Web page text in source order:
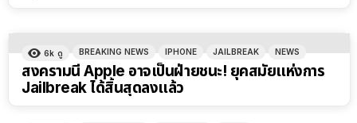
6k ดู BREAKING NEWS IPHONE JAILBREAK NEWS
สงครามนี้ Apple อาจเป็นฝ่ายชนะ! ยุคสมัยแห่งการ
Jailbreak ได้สิ้นสุดลงแล้ว